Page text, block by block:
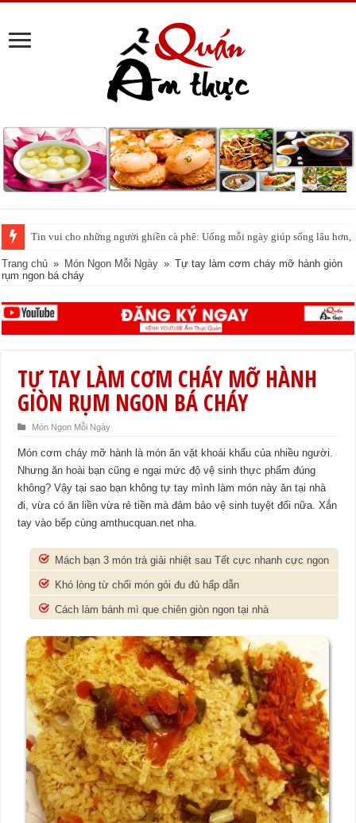
Tin vui cho những người ghiền cà phê: Uống mỗi ngày giúp sống lâu hơn,
‘Phố cá lóc nướng’ Sài Gòn đông nghịt người ngày vía Thần tài
Trang chủ » Món Ngon Mỗi Ngày » Tự tay làm cơm cháy mỡ hành giòn
rụm ngon bá cháy
TỰ TAY LÀM CƠM CHÁY MỠ HÀNH
GIÒN RỤM NGON BÁ CHÁY
Món Ngon Mỗi Ngày
Món cơm cháy mỡ hành là món ăn vặt khoái khẩu của nhiều người.
Nhưng ăn hoài bạn cũng e ngại mức độ vệ sinh thực phẩm đúng
không? Vậy tại sao bạn không tự tay mình làm món này ăn tại nhà
đi, vừa có ăn liền vừa rẻ tiền mà đảm bảo vệ sinh tuyệt đối nữa. Xắn
tay vào bếp cùng amthucquan.net nha.
Mách bạn 3 món trà giải nhiệt sau Tết cực nhanh cực ngon
Khó lòng từ chối món gỏi đu đủ hấp dẫn
Cách làm bánh mì que chiên giòn ngon tại nhà